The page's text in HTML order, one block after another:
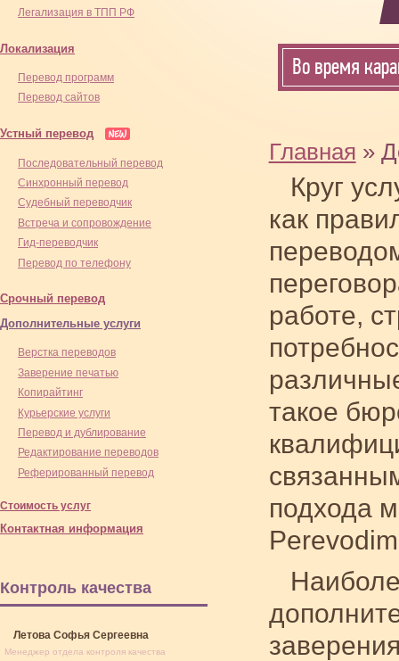
Легализация в ТПП РФ
Локализация
Перевод программ
Перевод сайтов
Устный перевод
Последовательный перевод
Синхронный перевод
Cудебный переводчик
Встреча и сопровождение
Гид-переводчик
Перевод по телефону
Срочный перевод
Дополнительные услуги
Верстка переводов
Заверение печатью
Копирайтинг
Курьерские услуги
Перевод и дублирование
Редактирование переводов
Реферированный перевод
Стоимость услуг
Контактная информация
Контроль качества
Летова Софья Сергеевна
Менеджер отдела контроля качества
Во время
Главная »
Круг
как
работе,
такое
подхода